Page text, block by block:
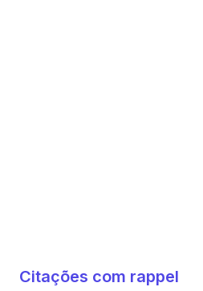
Citações com rappel